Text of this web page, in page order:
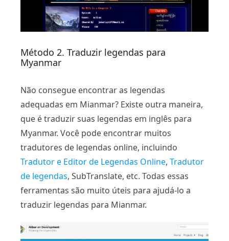
Método 2. Traduzir legendas para
Myanmar
Não consegue encontrar as legendas
adequadas em Mianmar? Existe outra maneira,
que é traduzir suas legendas em inglês para
Myanmar. Você pode encontrar muitos
tradutores de legendas online, incluindo
Tradutor e Editor de Legendas Online, Tradutor
de legendas, SubTranslate, etc. Todas essas
ferramentas são muito úteis para ajudá-lo a
traduzir legendas para Mianmar.